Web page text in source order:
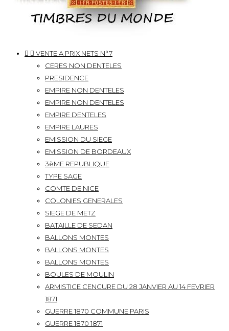
  VENTE A PRIX NETS N°7
CERES NON DENTELES
PRESIDENCE
EMPIRE NON DENTELES
EMPIRE NON DENTELES
EMPIRE DENTELES
EMPIRE LAURES
EMISSION DU SIEGE
EMISSION DE BORDEAUX
3èME REPUBLIQUE
TYPE SAGE
COMTE DE NICE
COLONIES GENERALES
SIEGE DE METZ
BATAILLE DE SEDAN
BALLONS MONTES
BALLONS MONTES
BALLONS MONTES
BOULES DE MOULIN
ARMISTICE CENCURE DU 28 JANVIER AU 14 FEVRIER
1871
GUERRE 1870 COMMUNE PARIS
GUERRE 1870 1871